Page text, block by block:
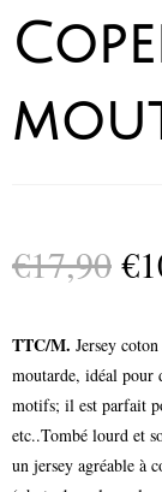
€17,90 €
TTC/M. Jersey
moutarde, idéal pour
motifs; il est parfait
etc..Tombé lourd et
un jersey agréable à